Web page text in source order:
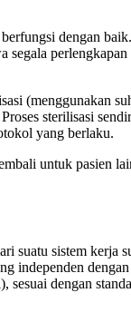
dengan
perlengkapan
(menggunakan
sterilisasi
yang berlaku.
untuk pasien
suatu sistem kerja
independen
dengan